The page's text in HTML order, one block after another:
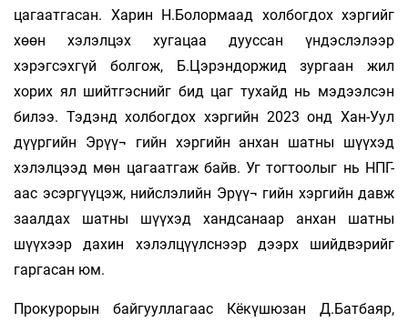
цагаатгасан. Харин Н.Болормаад холбогдох хэргийг
хөөн хэлэлцэх хугацаа дууссан үндэслэлээр
хэрэгсэхгүй болгож, Б.Цэрэндоржид зургаан жил
хорих ял шийтгэснийг бид цаг тухайд нь мэдээлсэн
билээ. Тэдэнд холбогдох хэргийн 2023 онд Хан-Уул
дүүргийн Эрүү¬ гийн хэргийн анхан шатны шүүхэд
хэлэлцээд мөн цагаатгаж байв. Уг тогтоолыг нь НПГ-
аас эсэргүүцэж, нийслэлийн Эрүү¬ гийн хэргийн давж
заалдах шатны шүүхэд хандсанаар анхан шатны
шүүхээр дахин хэлэлцүүлснээр дээрх шийдвэрийг
гаргасан юм.
Прокурорын байгууллагаас Кёкүшюзан Д.Батбаяр,